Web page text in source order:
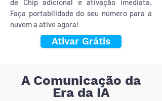
de Chip adicional e ativação imediata.
Faça portabilidade do seu número para a
nuvem a ative agora!
Ativar Grátis
A Comunicação da
Era da IA